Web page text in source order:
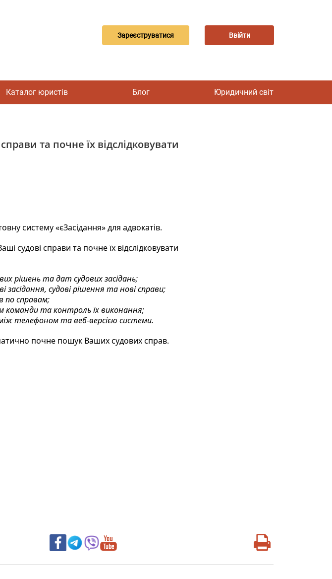
Зареєструватися Ввійти
Каталог юристів Блог Юридичний світ
та почне їх відслідковувати
систему «єЗасідання» для адвокатів.
судові справи та почне їх відслідковувати
рішень та дат судових засідань;
судові рішення та нові справи;
по справам;
команди та контроль їх виконання;
між телефоном та веб-версією системи.
почне пошук Ваших судових справ.